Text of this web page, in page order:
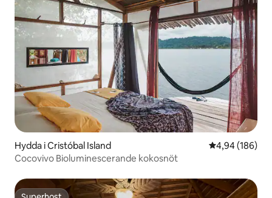
Hydda i Cristóbal Island 4,94 av 5 i
4,94 (186)
Cocovivo Bioluminescerande kokosnöt